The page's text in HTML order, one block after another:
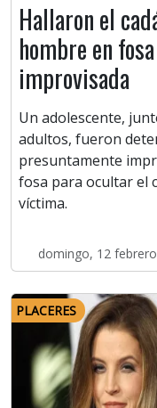
Hallaron el
hombre en fosa
improvisada
Un adolescente,
adultos, fueron
presuntamente
fosa para ocultar el
víctima.
domingo, 12
PLACERES